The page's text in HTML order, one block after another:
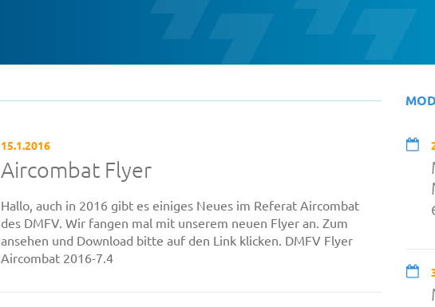
15.1.2016
Aircombat Flyer
Hallo, auch in 2016 gibt es einiges Neues im Referat Aircombat
des DMFV. Wir fangen mal mit unserem neuen Flyer an. Zum
ansehen und Download bitte auf den Link klicken. DMFV Flyer
Aircombat 2016-7.4